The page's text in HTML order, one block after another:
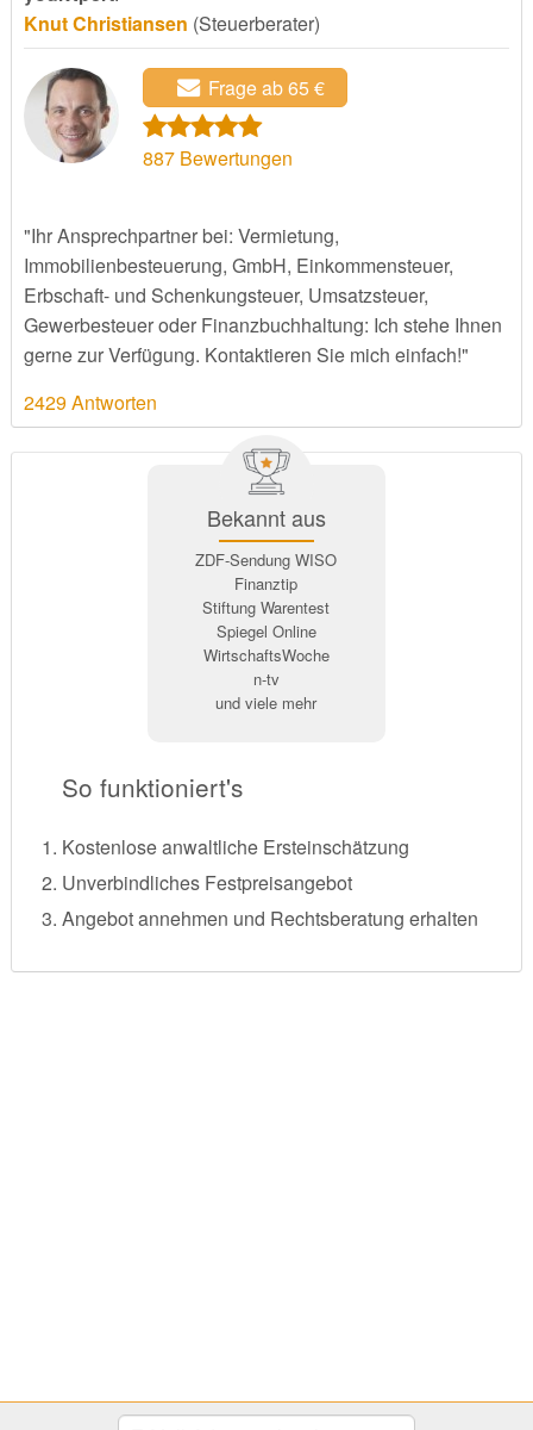
Knut Christiansen (Steuerberater)
Frage ab 65 €
887Bewertungen
"Ihr Ansprechpartner bei: Vermietung,
Immobilienbesteuerung, GmbH, Einkommensteuer,
Erbschaft- und Schenkungsteuer, Umsatzsteuer,
Gewerbesteuer oder Finanzbuchhaltung: Ich stehe Ihnen
gerne zur Verfügung. Kontaktieren Sie mich einfach!"
2429 Antworten
Bekannt aus
ZDF-Sendung WISO
Finanztip
Stiftung Warentest
Spiegel Online
WirtschaftsWoche
n-tv
und viele mehr
So funktioniert's
Kostenlose anwaltliche Ersteinschätzung
Unverbindliches Festpreisangebot
Angebot annehmen und Rechtsberatung erhalten